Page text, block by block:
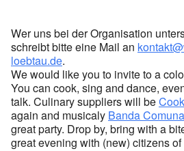
Wer uns bei der Organisation
schreibt bitte eine Mail an
loebtau.de.
We would like you to invite to a
You can cook, sing and dance,
talk. Culinary suppliers will be
again and musicaly Banda
great party. Drop by, bring with a
great evening with (new) citizens